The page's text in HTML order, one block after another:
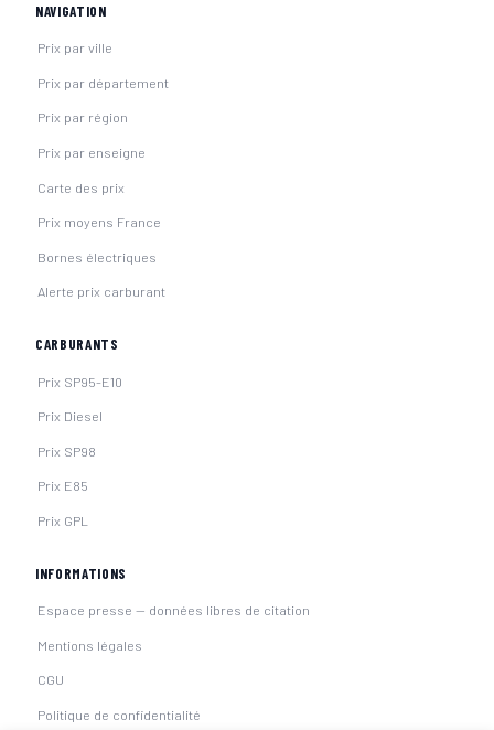
NAVIGATION
Prix par ville
Prix par département
Prix par région
Prix par enseigne
Carte des prix
Prix moyens France
Bornes électriques
Alerte prix carburant
CARBURANTS
Prix SP95-E10
Prix Diesel
Prix SP98
Prix E85
Prix GPL
INFORMATIONS
Espace presse — données libres de citation
Mentions légales
CGU
Politique de confidentialité